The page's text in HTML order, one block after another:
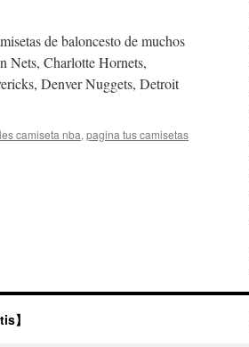
de baloncesto de muchos
Nets, Charlotte Hornets,
Denver Nuggets, Detroit
camiseta nba, pagina tus camisetas
】